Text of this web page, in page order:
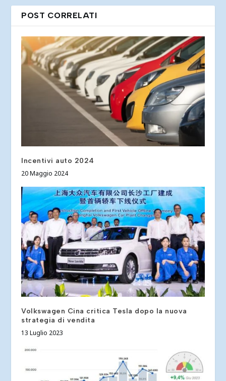
POST CORRELATI
Incentivi auto 2024
20 Maggio 2024
Volkswagen Cina critica Tesla dopo la nuova
strategia di vendita
13 Luglio 2023